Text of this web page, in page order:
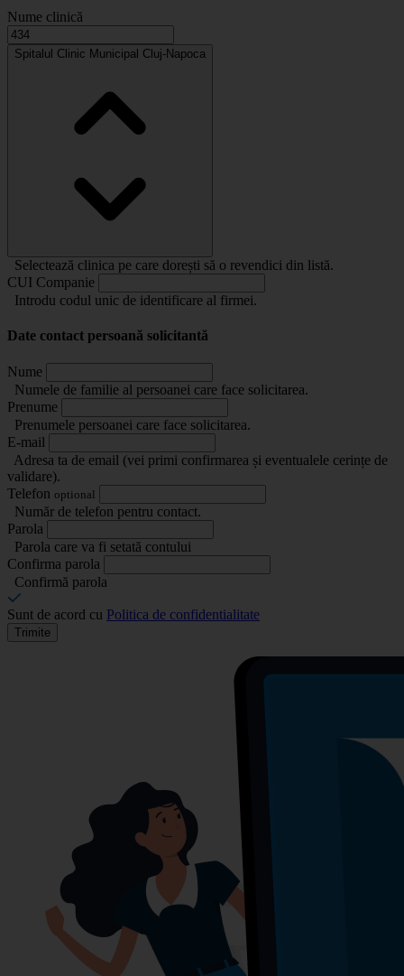
Nume clinică
Spitalul Clinic Municipal Cluj-Napoca
Selectează clinica pe care dorești să o revendici din listă.
CUI Companie
Introdu codul unic de identificare al firmei.
Date contact persoană solicitantă
Nume
Numele de familie al persoanei care face solicitarea.
Prenume
Prenumele persoanei care face solicitarea.
E-mail
Adresa ta de email (vei primi confirmarea și eventualele cerințe de
validare).
Telefon optional
Număr de telefon pentru contact.
Parola
Parola care va fi setată contului
Confirma parola
Confirmă parola
Sunt de acord cu Politica de confidentialitate
Trimite